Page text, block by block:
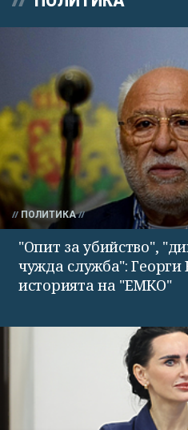
ПОЛИТИКА
"Опит за убийство",
чужда служба":
историята на "ЕМКО"